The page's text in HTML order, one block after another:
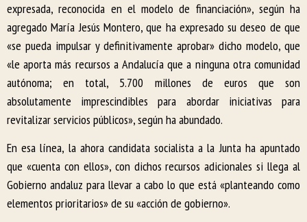
expresada, reconocida en el modelo de financiación», según ha
agregado María Jesús Montero, que ha expresado su deseo de que
«se pueda impulsar y definitivamente aprobar» dicho modelo, que
«le aporta más recursos a Andalucía que a ninguna otra comunidad
autónoma; en total, 5.700 millones de euros que son
absolutamente imprescindibles para abordar iniciativas para
revitalizar servicios públicos», según ha abundado.
En esa línea, la ahora candidata socialista a la Junta ha apuntado
que «cuenta con ellos», con dichos recursos adicionales si llega al
Gobierno andaluz para llevar a cabo lo que está «planteando como
elementos prioritarios» de su «acción de gobierno».